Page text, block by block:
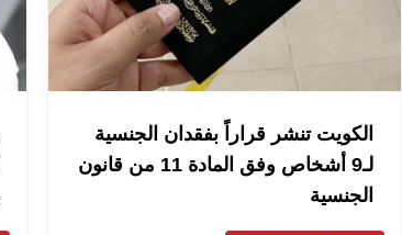
الكويت تنشر قراراً بفقدان الجنسية
لـ9 أشخاص وفق المادة 11 من قانون
الجنسية